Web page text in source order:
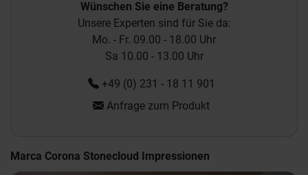
Wünschen Sie eine Beratung?
Unsere Experten sind für Sie da:
Mo. - Fr. 09.00 - 18.00 Uhr
Sa 10.00 - 13.00 Uhr
+49 (0) 231 - 18 11 901
Anfrage zum Produkt
Marca Corona Stonecloud Impressionen